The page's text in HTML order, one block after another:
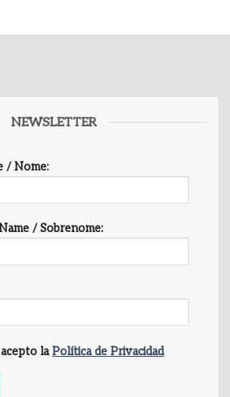
NEWSLETTER
/ Nome:
/ Sobrenome:
laPolítica de Privacidad